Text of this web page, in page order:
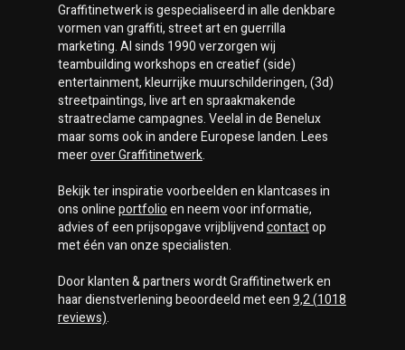
Graffitinetwerkis gespecialiseerd in alle denkbare
vormen van graffiti, street art en guerrilla
marketing. Al sinds 1990 verzorgen wij
teambuilding workshops en creatief (side)
entertainment, kleurrijke muurschilderingen, (3d)
streetpaintings, live art en spraakmakende
straatreclame campagnes. Veelal in de Benelux
maar soms ook in andere Europese landen. Lees
meeroverGraffitinetwerk.
Bekijk ter inspiratie voorbeelden en klantcases in
ons onlineportfolioen neem voor informatie,
advies of een prijsopgave vrijblijvendcontactop
met één van onze specialisten.
Door klanten & partners wordtGraffitinetwerken
haar dienstverlening beoordeeld met een9,2(1018
reviews).